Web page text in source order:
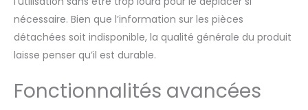
Sélection de points par
simple pression d'un
bouton : sélection des
points via les boutons sous
l'écran LCD et affichage
correspondants pour la
nécessaire. Bien que l’information sur les pièces
détachées soit indisponible, la qualité générale du produit
laisse penser qu’il est durable.
Fonctionnalités avancées